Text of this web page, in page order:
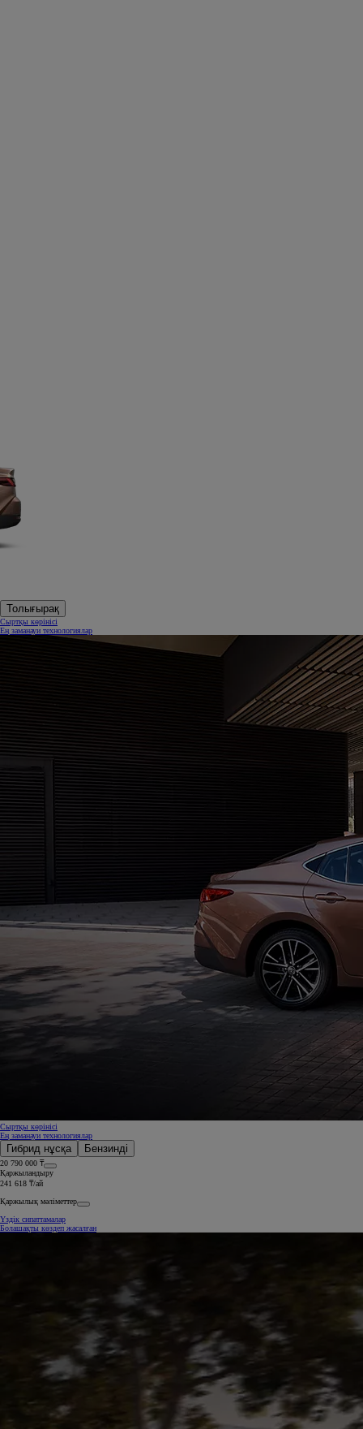
Толығырақ
Сыртқы көрінісі
Ең заманауи технологиялар
Сыртқы көрінісі
Ең заманауи технологиялар
Гибрид нұсқа Бензинді
20 790 000 ₸
Қаржыландыру
241 618 ₸/ай
Қаржылық мәліметтер
Үздік сипаттамалар
Болашақты көздеп жасалған